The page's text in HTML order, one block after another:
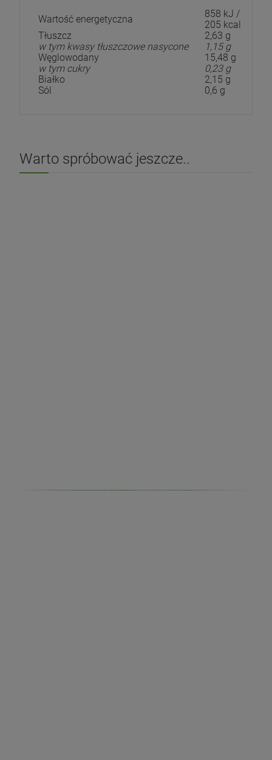
Wartość energetyczna
858 kJ /
205 kcal
Tłuszcz
2,63 g
w tym kwasy tłuszczowe nasycone
1,15 g
Węglowodany
15,48 g
w tym cukry
0,23 g
Białko
2,15 g
Sól
0,6 g
Warto spróbować jeszcze..